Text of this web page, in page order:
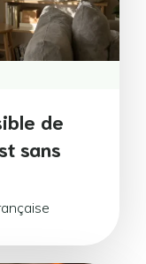
de
sans